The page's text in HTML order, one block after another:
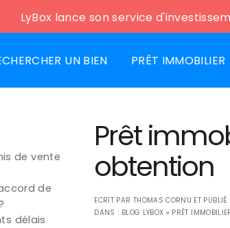
LyBox lance son service
UN BIEN PRÊT IMMOBILIER
Prêt
obtention
ECRIT PAR THOMAS CORNU ET PUBLIÉ
DANS : BLOG LYBOX » PRÊT
de vente
de
délais